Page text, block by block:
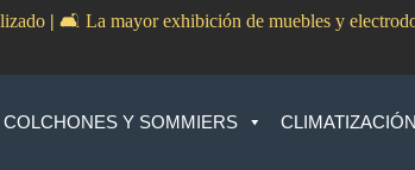
| 🛋️ La mayor exhibición de muebles y
COLCHONES Y SOMMIERS